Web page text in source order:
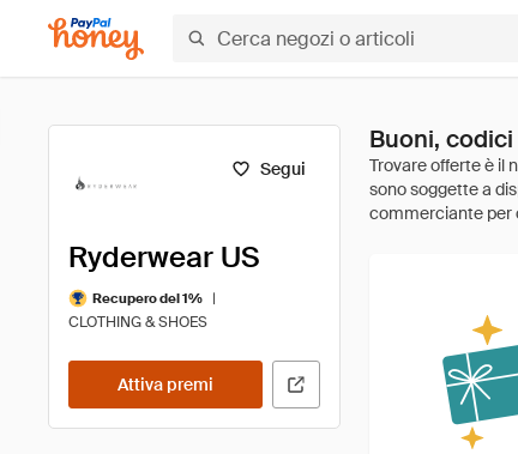
Segui
Ryderwear US
Recupero del 1%
|
CLOTHING & SHOES
Attiva premi
Buoni,